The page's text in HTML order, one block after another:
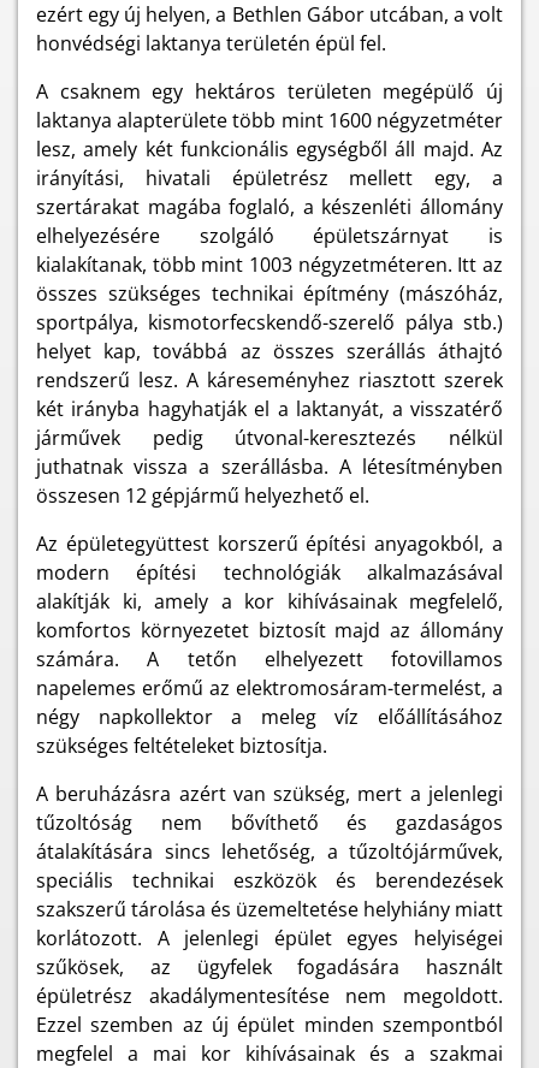
ezért egy új helyen, a Bethlen Gábor utcában, a volt
honvédségi laktanya területén épül fel.
A csaknem egy hektáros területen megépülő új
laktanya alapterülete több mint 1600 négyzetméter
lesz, amely két funkcionális egységből áll majd. Az
irányítási, hivatali épületrész mellett egy, a
szertárakat magába foglaló, a készenléti állomány
elhelyezésére szolgáló épületszárnyat is
kialakítanak, több mint 1003 négyzetméteren. Itt az
összes szükséges technikai építmény (mászóház,
sportpálya, kismotorfecskendő-szerelő pálya stb.)
helyet kap, továbbá az összes szerállás áthajtó
rendszerű lesz. A káreseményhez riasztott szerek
két irányba hagyhatják el a laktanyát, a visszatérő
járművek pedig útvonal-keresztezés nélkül
juthatnak vissza a szerállásba. A létesítményben
összesen 12 gépjármű helyezhető el.
Az épületegyüttest korszerű építési anyagokból, a
modern építési technológiák alkalmazásával
alakítják ki, amely a kor kihívásainak megfelelő,
komfortos környezetet biztosít majd az állomány
számára. A tetőn elhelyezett fotovillamos
napelemes erőmű az elektromosáram-termelést, a
négy napkollektor a meleg víz előállításához
szükséges feltételeket biztosítja.
A beruházásra azért van szükség, mert a jelenlegi
tűzoltóság nem bővíthető és gazdaságos
átalakítására sincs lehetőség, a tűzoltójárművek,
speciális technikai eszközök és berendezések
szakszerű tárolása és üzemeltetése helyhiány miatt
korlátozott. A jelenlegi épület egyes helyiségei
szűkösek, az ügyfelek fogadására használt
épületrész akadálymentesítése nem megoldott.
Ezzel szemben az új épület minden szempontból
megfelel a mai kor kihívásainak és a szakmai